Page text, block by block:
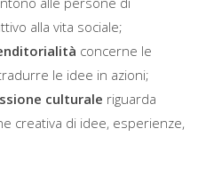
alla vita sociale;
concerne le
le idee in azioni;
culturale riguarda
creativa di idee, esperienze,